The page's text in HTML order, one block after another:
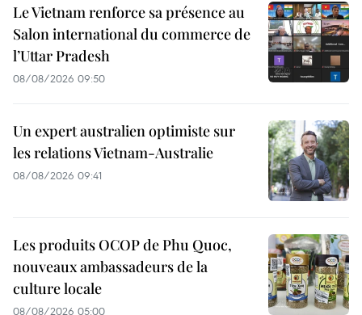
Le Vietnam renforce sa présence au
Salon international du commerce de
l’Uttar Pradesh
08/08/2026 09:50
Un expert australien optimiste sur
les relations Vietnam-Australie
08/08/2026 09:41
Les produits OCOP de Phu Quoc,
nouveaux ambassadeurs de la
culture locale
08/08/2026 05:00